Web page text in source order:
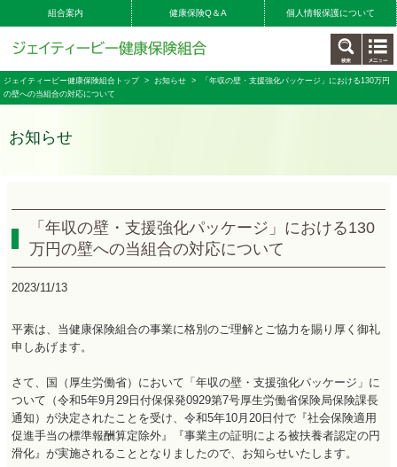
組合案内 健康保険Q＆A 個人情報保護について
ジェイティービー健康保険組合トップ> お知らせ > 「年収の壁・支援強化パッケージ」における130万円
の壁への当組合の対応について
お知らせ
「年収の壁・支援強化パッケージ」における130
万円の壁への当組合の対応について
2023/11/13
平素は、当健康保険組合の事業に格別のご理解とご協力を賜り厚く御礼
申しあげます。
さて、国（厚生労働省）において「年収の壁・支援強化パッケージ」に
ついて（令和5年9月29日付保保発0929第7号厚生労働省保険局保険課長
通知）が決定されたことを受け、令和5年10月20日付で『社会保険適用
促進手当の標準報酬算定除外』『事業主の証明による被扶養者認定の円
滑化』が実施されることとなりましたので、お知らせいたします。